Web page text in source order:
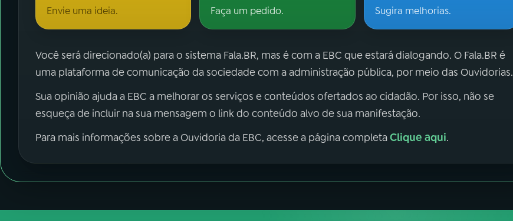
Envie uma ideia. Faça um pedido. Sugira melhorias.
Você será direcionado(a) para o sistema Fala.BR, mas é com a EBC que estará dialogando. O Fala.BR é
uma plataforma de comunicação da sociedade com a administração pública, por meio das Ouvidorias.
Sua opinião ajuda a EBC a melhorar os serviços e conteúdos ofertados ao cidadão. Por isso, não se
esqueça de incluir na sua mensagem o link do conteúdo alvo de sua manifestação.
Para mais informações sobre a Ouvidoria da EBC, acesse a página completaClique aqui.